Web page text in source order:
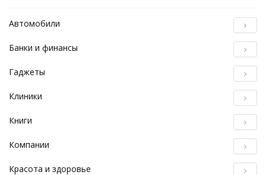
Автомобили
Банки и финансы
Гаджеты
Клиники
Книги
Компании
Красота и здоровье